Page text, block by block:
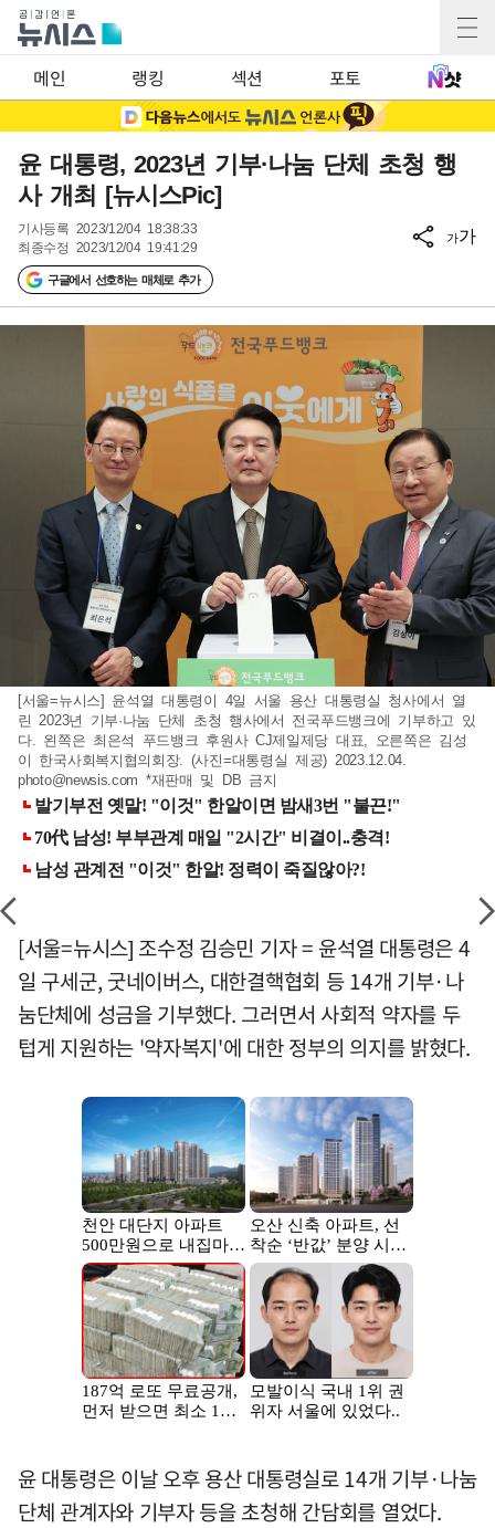
메인 랭킹 섹션 포토
윤 대통령, 2023년 기부·나눔 단체 초청 행
사 개최 [뉴시스Pic]
기사등록 2023/12/04 18:38:33
최종수정 2023/12/04 19:41:29
구글에서 선호하는 매체로 추가
가가
[서울=뉴시스] 윤석열 대통령이 4일 서울 용산 대통령실 청사에서 열
린 2023년 기부·나눔 단체 초청 행사에서 전국푸드뱅크에 기부하고 있
다. 왼쪽은 최은석 푸드뱅크 후원사 CJ제일제당 대표, 오른쪽은 김성
이 한국사회복지협의회장. (사진=대통령실 제공) 2023.12.04.
photo@newsis.com *재판매 및 DB 금지
[서울=뉴시스] 조수정 김승민 기자 = 윤석열 대통령은 4
일 구세군, 굿네이버스, 대한결핵협회 등 14개 기부·나
눔단체에 성금을 기부했다. 그러면서 사회적 약자를 두
텁게 지원하는 '약자복지'에 대한 정부의 의지를 밝혔다.
윤 대통령은 이날 오후 용산 대통령실로 14개 기부·나눔
단체 관계자와 기부자 등을 초청해 간담회를 열었다.